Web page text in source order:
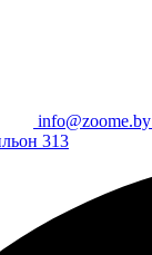
info@zoome.by
313